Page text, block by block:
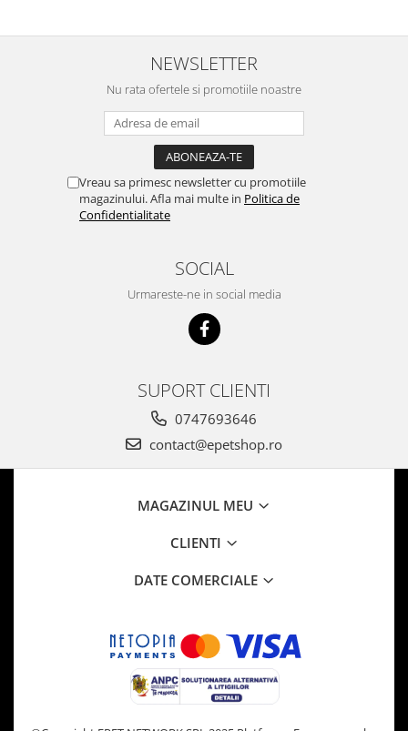
nu o mananca cu placere. Eu
sunt multumit si voi continua cuNEWSLETTER
Nu rata ofertele si promotiile noastre
Vreau sa primesc newsletter cu promotiile
magazinului. Afla mai multe in Politica de
Confidentialitate
SOCIAL
Urmareste-ne in social media
SUPORT CLIENTI
0747693646
contact@epetshop.ro
MAGAZINUL MEU
CLIENTI
DATE COMERCIALE